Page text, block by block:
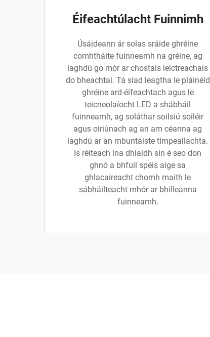
Éifeachtúlacht Fuinnimh
Úsáideann ár solas sráide ghréine
comhtháite fuinneamh na gréine, ag
laghdú go mór ar chostais leictreachais
do bheachtaí. Tá siad leagtha le pláinéid
ghréine ard-éifeachtach agus le
teicneolaíocht LED a shábháil
fuinneamh, ag soláthar soilsiú soiléir
agus oiriúnach ag an am céanna ag
laghdú ar an mbuntáiste timpeallachta.
Is réiteach ina dhiaidh sin é seo don
ghnó a bhfuil spéis aige sa
ghlacaireacht chomh maith le
sábháilteacht mhór ar bhilleanna
fuinneamh.